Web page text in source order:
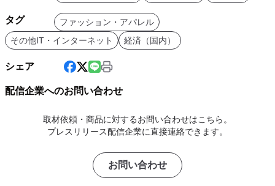
タグ
ファッション・アパレル
その他IT・インターネット
経済（国内）
シェア
配信企業へのお問い合わせ
取材依頼・商品に対するお問い合わせはこちら。
プレスリリース配信企業に直接連絡できます。
お問い合わせ